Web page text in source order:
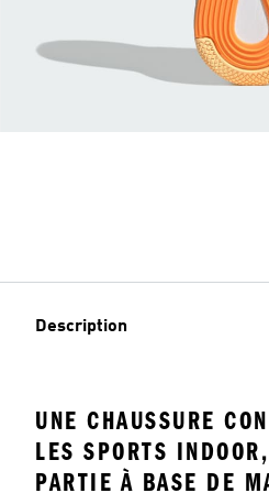
Description
UNE CHAUSSURE
LES SPORTS
PARTIE À BASE DE